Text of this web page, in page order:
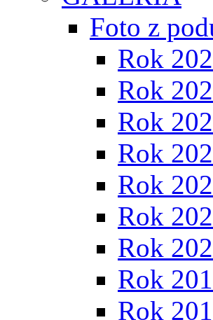
Foto z
Rok
Rok
Rok
Rok
Rok
Rok
Rok
Rok
Rok